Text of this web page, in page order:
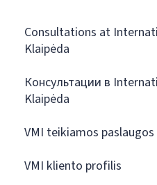
Consultations at
Klaipėda
Консультации в
Klaipėda
VMI teikiamos paslaugos
VMI kliento profilis